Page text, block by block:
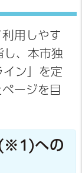
用しやす
し、本市独
イン」を定
ージを目
(※1)への